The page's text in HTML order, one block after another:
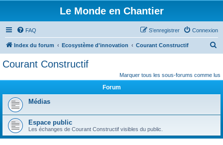
Le Monde en Chantier
FAQ Connexion
S’enregistrer
Index du forum Ecosystème d'innovation Courant Constructif
h
c
e
Courant Constructif
Marquer tous les sous-forums comme lus
Forum
Médias
Espace public
Les échanges de Courant Constructif visibles du public.